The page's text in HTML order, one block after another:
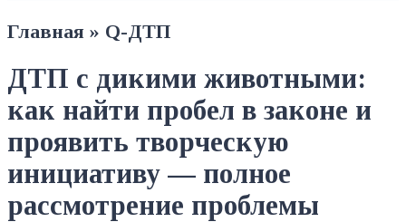
Главная » Q-ДТП
ДТП с дикими животными:
как найти пробел в законе и
проявить творческую
инициативу — полное
рассмотрение проблемы